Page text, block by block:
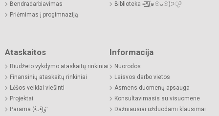
Bendradarbiavimas
Priėmimas į progimnaziją
Biblioteka =͟͟͞͞٩(๑☉ᴗ☉)੭ु⁾⁾
Ataskaitos
Biudžeto vykdymo ataskaitų rinkiniai
Finansinių ataskaitų rinkiniai
Lėšos veiklai viešinti
Projektai
Parama (•̀ᴗ•́)و ̑̑
Informacija
Nuorodos
Laisvos darbo vietos
Asmens duomenų apsauga
Konsultavimasis su visuomene
Dažniausiai užduodami klausimai